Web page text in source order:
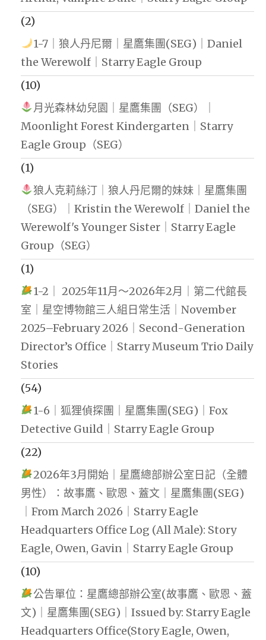
(2)
1-7｜狼人丹尼爾｜星鷹集團(SEG)｜Daniel
the Werewolf｜Starry Eagle Group
(10)
月光森林幼兒園｜星鷹集團（SEG）｜
Moonlight Forest Kindergarten｜Starry
Eagle Group（SEG）
(1)
狼人克莉絲汀｜狼人丹尼爾的妹妹｜星鷹集團
（SEG）｜Kristin the Werewolf｜Daniel the
Werewolf's Younger Sister｜Starry Eagle
Group（SEG）
(1)
1-2｜ 2025年11月～2026年2月｜第二代館長
室｜星空博物館三人組日常生活｜November
2025–February 2026｜Second-Generation
Director’s Office｜Starry Museum Trio Daily
Stories
(54)
1-6｜狐狸偵探團｜星鷹集團(SEG)｜Fox
Detective Guild｜Starry Eagle Group
(22)
2026年3月開始｜星鷹總部辦公室日記（全體
男性）：故事鷹、歐恩、蓋文｜星鷹集團(SEG)
｜From March 2026｜Starry Eagle
Headquarters Office Log (All Male): Story
Eagle, Owen, Gavin｜Starry Eagle Group
(10)
公告單位：星鷹總部辦公室(故事鷹、歐恩、蓋
文)｜星鷹集團(SEG)｜Issued by: Starry Eagle
Headquarters Office(Story Eagle, Owen,